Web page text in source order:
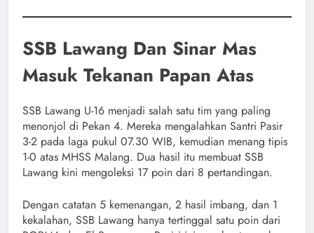
SSB Lawang Dan Sinar Mas
Masuk Tekanan Papan Atas
SSB Lawang U-16 menjadi salah satu tim yang paling
menonjol di Pekan 4. Mereka mengalahkan Santri Pasir
3-2 pada laga pukul 07.30 WIB, kemudian menang tipis
1-0 atas MHSS Malang. Dua hasil itu membuat SSB
Lawang kini mengoleksi 17 poin dari 8 pertandingan.
Dengan catatan 5 kemenangan, 2 hasil imbang, dan 1
kekalahan, SSB Lawang hanya tertinggal satu poin dari